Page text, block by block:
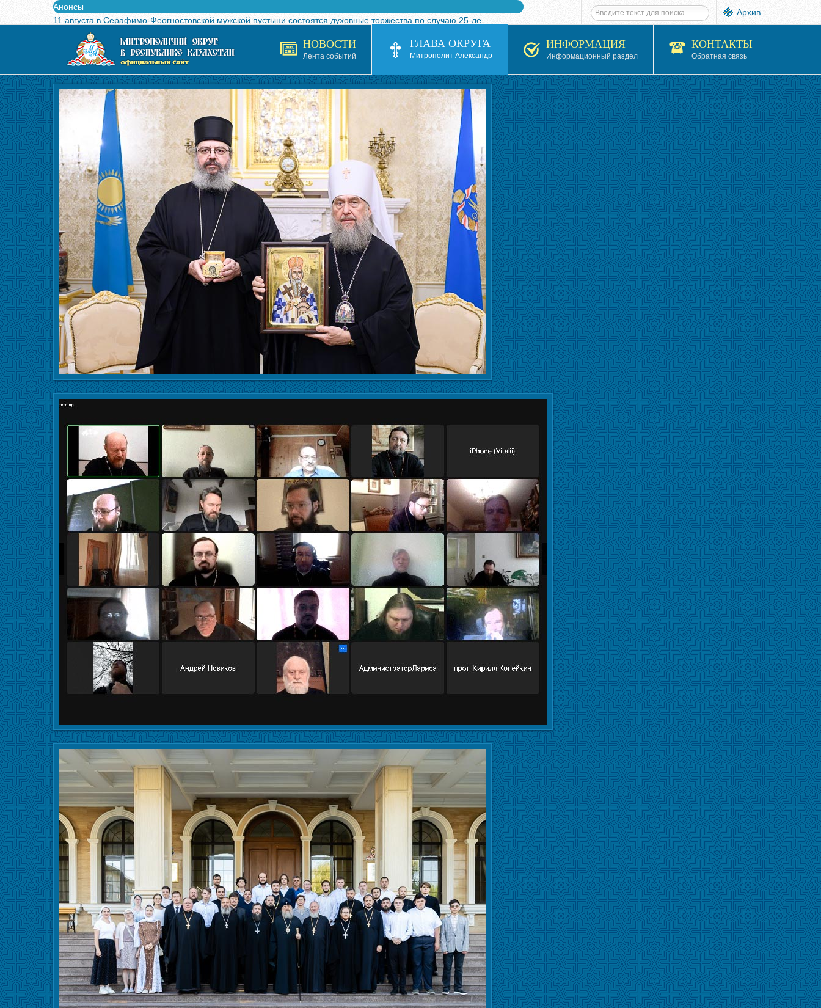
Анонсы
11 августа в Серафимо-Феогностовской мужской пустыни состоятся духовные торжества по случаю 25-ле
Выпущен в свет буклет о проведении Международного турнира по волейболу, посвященного 25-летию обр
Вышел в свет новый номер журнала «Свет Православия в Казахстане»
Вышла в свет монография «Управляющие Алма-Атинской епархией Русской Православной Церкви в 1927–19
Алма-Атинская духовная семинария объявляет прием документов на 2026-2027 учебный год
Архив
НОВОСТИ
Лента событий
ГЛАВА ОКРУГА
Митрополит Александр
ИНФОРМАЦИЯ
Информационный раздел
КОНТАКТЫ
Обратная связь